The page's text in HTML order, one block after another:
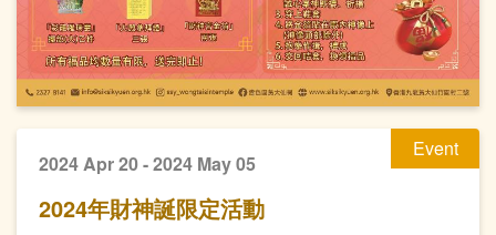
Event
2024 Apr 20 - 2024 May 05
2024年財神誕限定活動